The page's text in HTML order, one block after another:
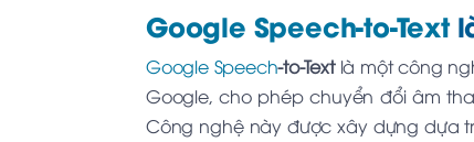
Google Speech-to-Text
Google Speech-to-Textlà một công
Google, cho phép chuyển đổi âm
Công nghệ này được xây dựng dựa